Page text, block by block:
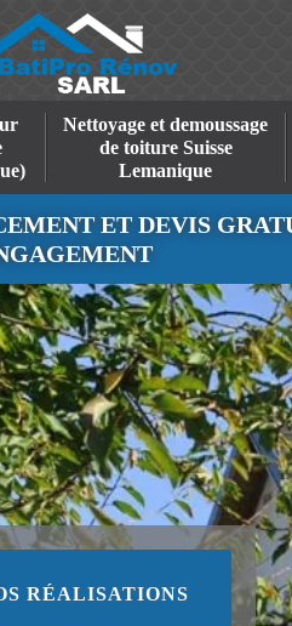
Nettoyage et demoussage
de toiture Suisse
Lemanique
ET DEVIS
RÉALISATIONS